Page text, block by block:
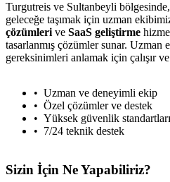
Turgutreis ve Sultanbeyli
geleceğe taşımak için uzman
çözümleri ve SaaS geliştirme
tasarlanmış çözümler sunar.
gereksinimleri anlamak için çalışır
Uzman ve deneyimli ekip
Özel çözümler ve destek
Yüksek güvenlik standartları
7/24 teknik destek
Sizin İçin Ne Yapabiliriz?